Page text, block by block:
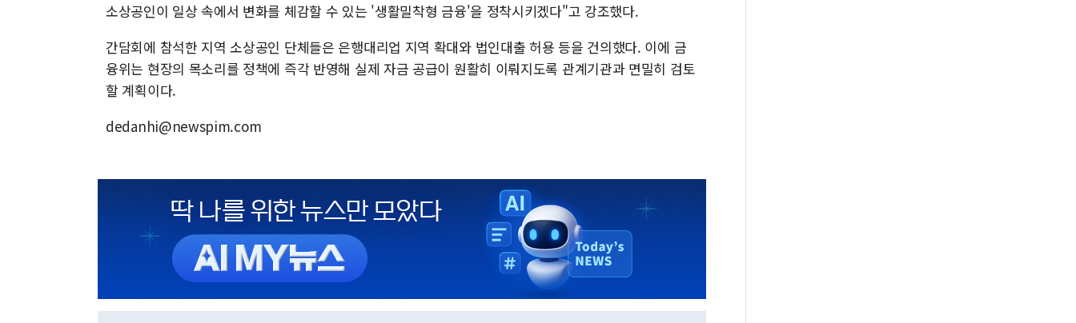
소상공인이 일상 속에서 변화를 체감할 수 있는 '생활밀착형 금융'을 정착시키겠다"고 강조했다.
간담회에 참석한 지역 소상공인 단체들은 은행대리업 지역 확대와 법인대출 허용 등을 건의했다. 이에 금
융위는 현장의 목소리를 정책에 즉각 반영해 실제 자금 공급이 원활히 이뤄지도록 관계기관과 면밀히 검토
할 계획이다.
dedanhi@newspim.com